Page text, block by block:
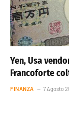
Yen, Usa
Francoforte
FINANZA 7 Agosto